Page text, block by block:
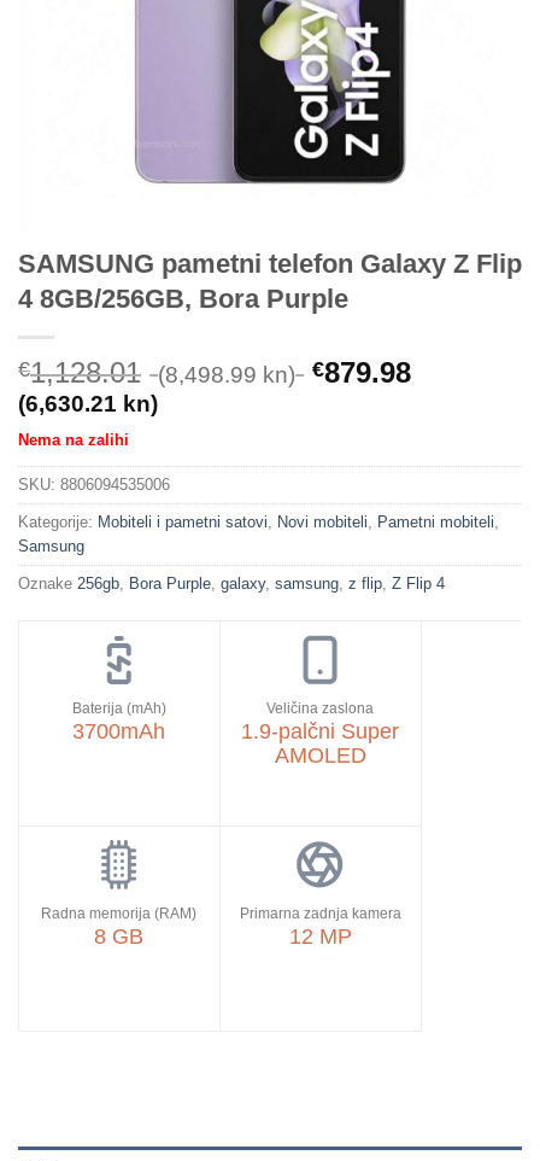
SAMSUNG pametni telefon Galaxy Z Flip
4 8GB/256GB, Bora Purple
€1,128.01 (8,498.99 kn) €879.98
(6,630.21 kn)
Nema na zalihi
SKU: 8806094535006
Kategorije: Mobiteli i pametni satovi Novi mobiteli Pametni mobiteli
Samsung
Oznake 256gb Bora Purple galaxy, samsung z flip Z Flip 4
Baterija (mAh)
3700mAh
Veličina zaslona
1.9-palčni Super
AMOLED
Radna memorija (RAM)
8 GB
Primarna zadnja kamera
12 MP